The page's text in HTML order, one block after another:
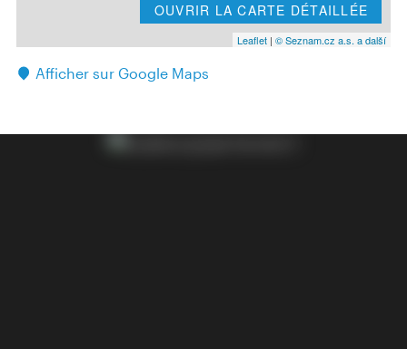
OUVRIR LA CARTE DÉTAILLÉE
Leaflet | © Seznam.cz a.s. a další
Afficher sur Google Maps